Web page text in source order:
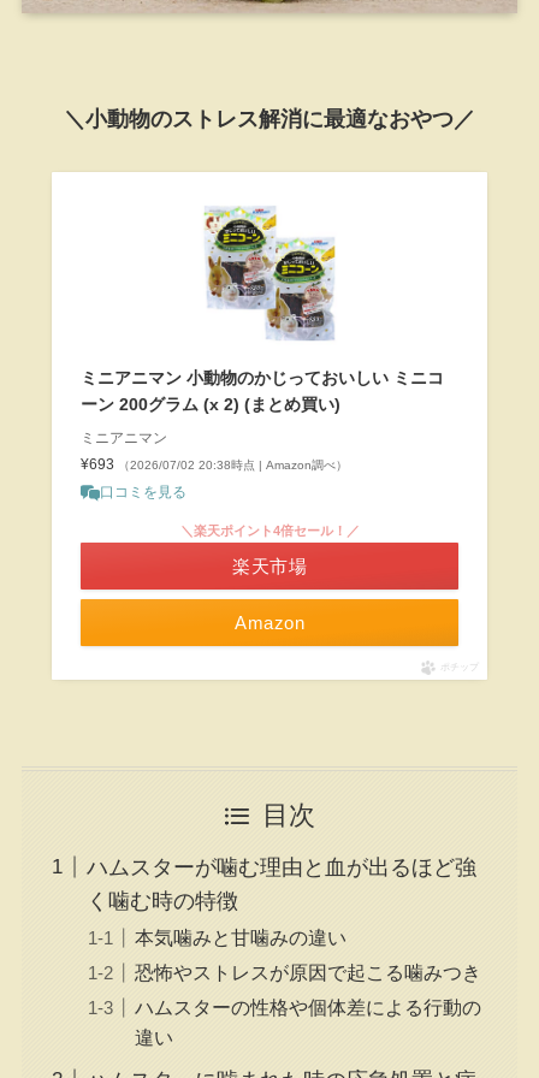
＼小動物のストレス解消に最適なおやつ／
ミニアニマン 小動物のかじっておいしい ミニコ
ーン 200グラム (x 2) (まとめ買い)
ミニアニマン
¥693
（2026/07/02 20:38時点 | Amazon調べ）
口コミを見る
Amazon
＼楽天ポイント4倍セール！／
楽天市場
ポチップ
目次
ハムスターが噛む理由と血が出るほど強
く噛む時の特徴
本気噛みと甘噛みの違い
恐怖やストレスが原因で起こる噛みつき
ハムスターの性格や個体差による行動の
違い